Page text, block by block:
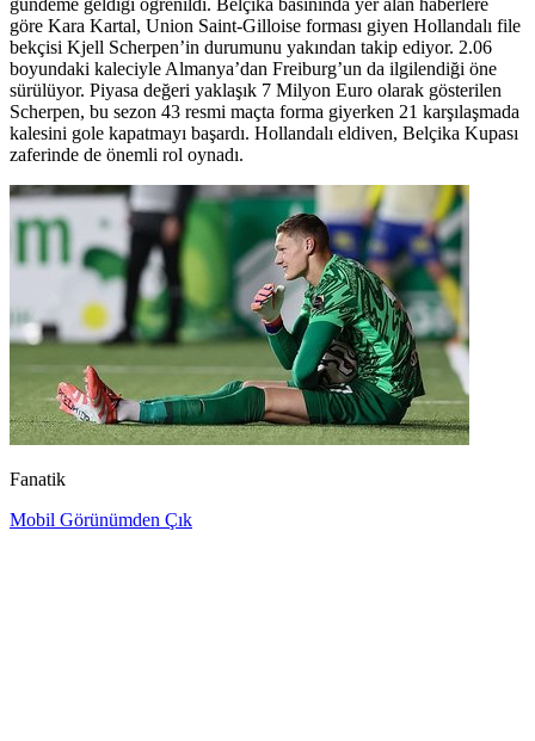
göre Kara Kartal, Union Saint-Gilloise forması giyen Hollandalı file
bekçisi Kjell Scherpen’in durumunu yakından takip ediyor. 2.06
boyundaki kaleciyle Almanya’dan Freiburg’un da ilgilendiği öne
sürülüyor. Piyasa değeri yaklaşık 7 Milyon Euro olarak gösterilen
Scherpen, bu sezon 43 resmi maçta forma giyerken 21 karşılaşmada
kalesini gole kapatmayı başardı. Hollandalı eldiven, Belçika Kupası
zaferinde de önemli rol oynadı.
Fanatik
Mobil Görünümden Çık